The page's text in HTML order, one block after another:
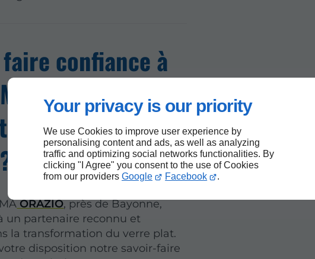
Your privacy is our priority
We use Cookies to improve user experience by
personalising content and ads, as well as analyzing
traffic and optimizing social networks functionalities. By
clicking "I Agree" you consent to the use of Cookies
from our providers Google Facebook .
confiance à
ORAZIO pour
de verre plat à
ORAZIO, près de Bayonne,
un partenaire reconnu et
la transformation du verre plat.
disposition notre savoir-faire